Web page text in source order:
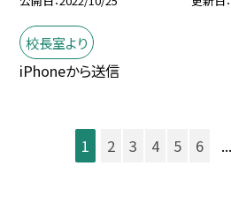
校長室より
iPhoneから送信
1 2 3 4 5 6 ...